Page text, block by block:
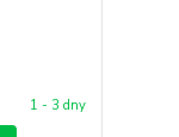
1 - 3 dny